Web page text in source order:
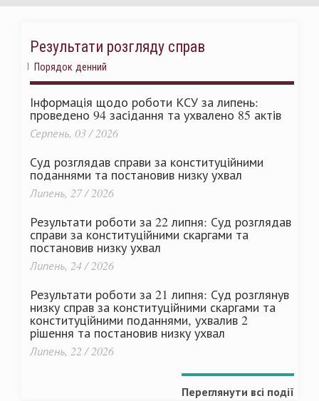
Результати розгляду справ
Порядок денний
Інформація щодо роботи КСУ за липень:
проведено 94 засідання та ухвалено 85 актів
Серпень, 03 / 2026
Суд розглядав справи за конституційними
поданнями та постановив низку ухвал
Липень, 27 / 2026
Результати роботи за 22 липня: Суд розглядав
справи за конституційними скаргами та
постановив низку ухвал
Липень, 24 / 2026
Результати роботи за 21 липня: Суд розглянув
низку справ за конституційними скаргами та
конституційними поданнями, ухвалив 2
рішення та постановив низку ухвал
Липень, 22 / 2026
Переглянути всі події